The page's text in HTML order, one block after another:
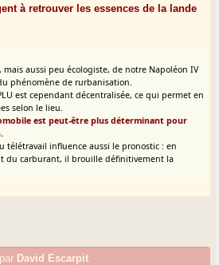
à retrouver les essences de la lande
mais aussi peu écologiste, de notre Napoléon IV
phénomène de rurbanisation.
est cependant décentralisée, ce qui permet en
selon le lieu.
est peut-être plus déterminant pour
télétravail influence aussi le pronostic : en
du carburant, il brouille définitivement la
par David Escarpit